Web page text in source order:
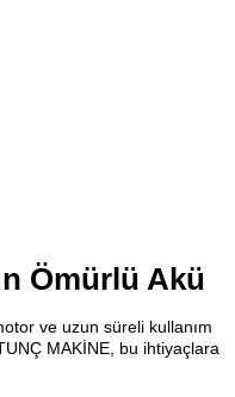
Ömürlü Akü
ve uzun süreli kullanım
MAKİNE, bu ihtiyaçlara